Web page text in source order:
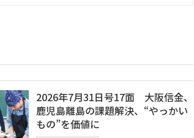
2026年7月31日号17面 大阪信金、
鹿児島離島の課題解決、“やっかい
もの”を価値に